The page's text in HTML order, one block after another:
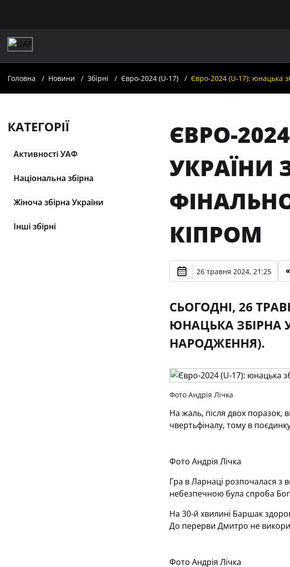
Головна Новини Збірні Євро-2024 (U-17) Євро-2024 (U-17): юнацька
КАТЕГОРІЇ
Активності УАФ
Національна збірна
Жіноча збірна України
Інші збірні
ЄВРО-
УКРАЇНИ
КІПРОМ
26 травня 2024, 21:25
СЬОГОДНІ, 26
ЮНАЦЬКА ЗБІРНА
НАРОДЖЕННЯ).
Фото Андрія Лічка
На жаль, після двох поразок,
чвертьфіналу, тому в
Фото Андрія Лічка
Гра в Ларнаці розпочалася
небезпечною була спроба
На 30-й хвилині Баршак
До перерви Дмитро не
Фото Андрія Лічка